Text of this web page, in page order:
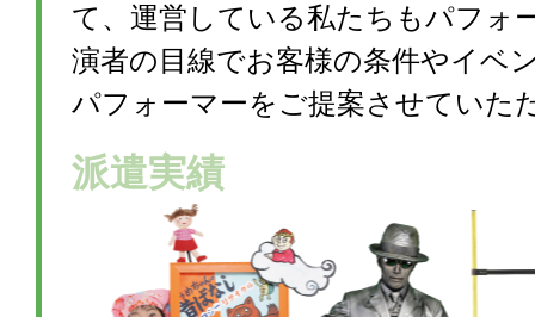
て、運営している私たちもパフォ
演者の目線でお客様の条件やイベ
パフォーマーをご提案させていた
派遣実績